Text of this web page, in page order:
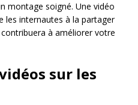
montage soigné. Une vidéo
les internautes à la partager
à améliorer votre
sur les